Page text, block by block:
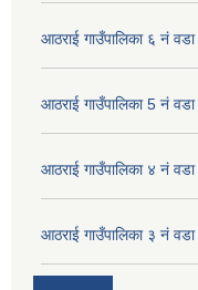
आठराई गाउँपालिका ६ नं
आठराई गाउँपालिका 5 नं
आठराई गाउँपालिका ४ नं
आठराई गाउँपालिका ३ नं